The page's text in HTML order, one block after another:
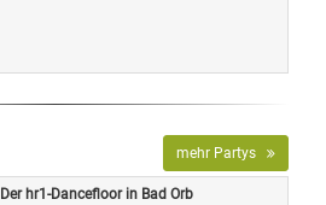
mehr Partys
Der hr1-Dancefloor in Bad Orb